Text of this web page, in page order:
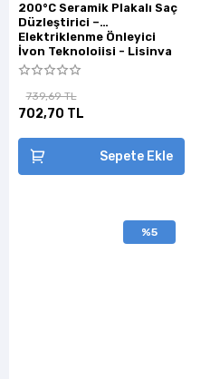
200°C Seramik Plakalı Saç
Düzleştirici –
Elektriklenme Önleyici
İyon Teknolojisi - Lisinya
739,69 TL
702,70 TL
Sepete Ekle
%5